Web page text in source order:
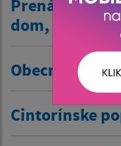
Prenájom
dom, …/
Obecné
Cintorínske